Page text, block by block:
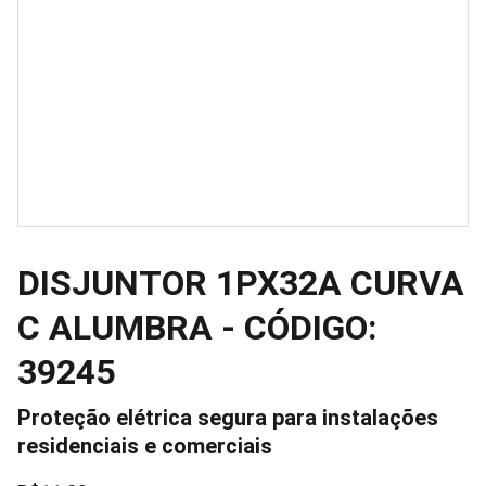
DISJUNTOR 1PX32A CURVA
C ALUMBRA - CÓDIGO:
39245
Proteção elétrica segura para instalações
residenciais e comerciais